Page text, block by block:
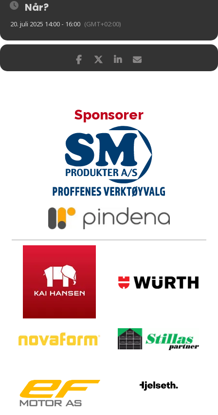
Når?
20. juli 2025 14:00 - 16:00 (GMT+02:00)
Sponsorer